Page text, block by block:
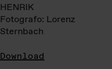
HENRIK
Fotografo: Lorenz
Sternbach
Download